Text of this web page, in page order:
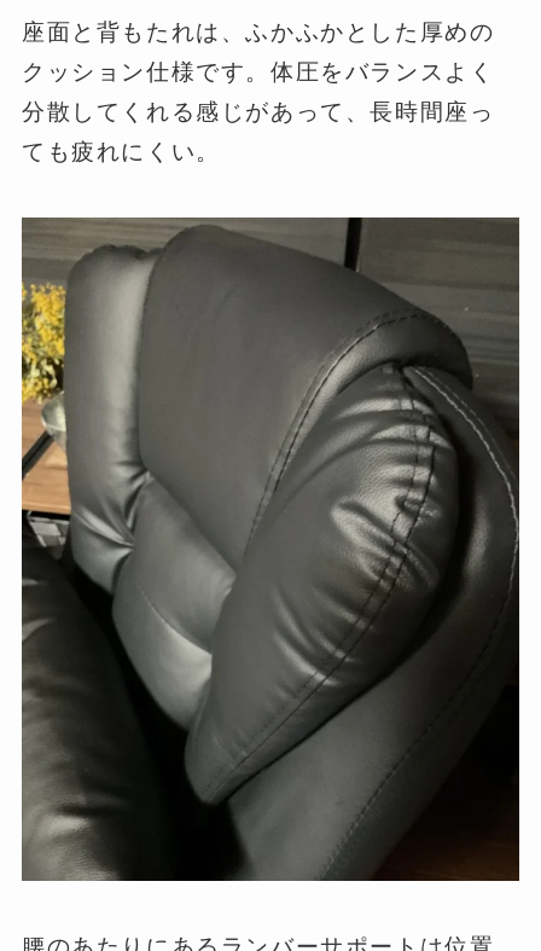
座面と背もたれは、ふかふかとした厚めの
クッション仕様です。体圧をバランスよく
分散してくれる感じがあって、長時間座っ
ても疲れにくい。